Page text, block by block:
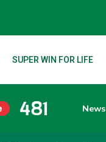
SUPER WIN FOR LIFE
481 News